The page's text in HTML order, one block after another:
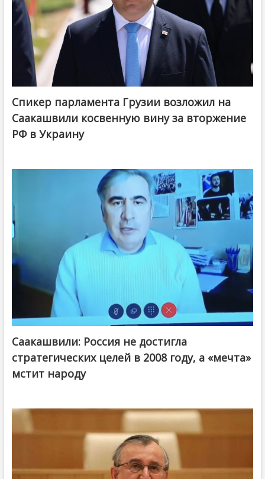
Спикер парламента Грузии возложил на
Саакашвили косвенную вину за вторжение
РФ в Украину
Саакашвили: Россия не достигла
стратегических целей в 2008 году, а «мечта»
мстит народу